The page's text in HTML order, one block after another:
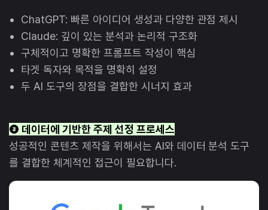
ChatGPT: 빠른 아이디어 생성과 다양한 관점 제시
Claude: 깊이 있는 분석과 논리적 구조화
구체적이고 명확한 프롬프트 작성이 핵심
타겟 독자와 목적을 명확히 설정
두 AI 도구의 장점을 결합한 시너지 효과
❸ 데이터에 기반한 주제 선정 프로세스
성공적인 콘텐츠 제작을 위해서는 AI와 데이터 분석 도구
를 결합한 체계적인 접근이 필요합니다.